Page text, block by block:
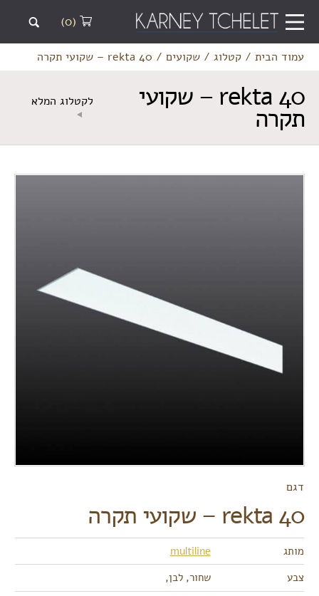
(0)
עמוד הבית/ קטלוג/ שקועים/ rekta 40 – שקועי תקרה
rekta 40 – שקועי
תקרה לקטלוג המלא
דגם
rekta 40 – שקועי תקרה
מותג
multiline
צבע
שחור, לבן,